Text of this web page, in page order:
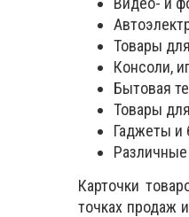
Товары
Консоли,
Бытовая
Товары
Гаджеты и
Карточки
точках продаж